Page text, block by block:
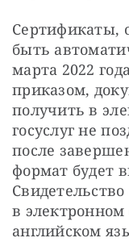
Сертификаты,
быть
марта 2022
приказом,
получить в
госуслуг не
после
формат будет
в
английском